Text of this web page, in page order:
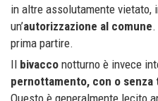
in altre assolutamente vietato,
un’autorizzazione al comune
prima partire.
Il bivacco notturno è invece
pernottamento, con o senza